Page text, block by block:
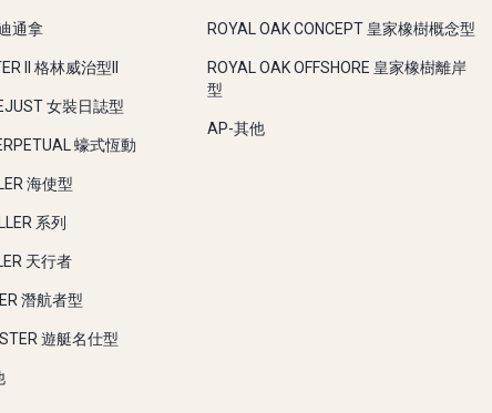
通拿
II 格林威治型II
女裝日誌型
蠔式恆動
海使型
系列
天行者
潛航者型
遊艇名仕型
ROYAL OAK CONCEPT 皇家橡樹概念型
ROYAL OAK OFFSHORE 皇家橡樹離岸
型
AP-其他